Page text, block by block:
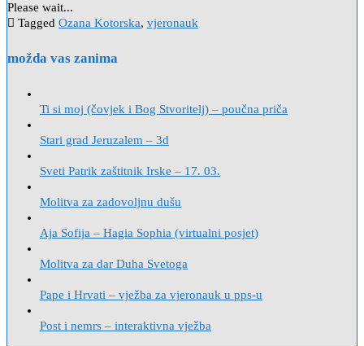
Please wait...
Tagged Ozana Kotorska, vjeronauk
možda vas zanima
Ti si moj (čovjek i Bog Stvoritelj) – poučna priča
Stari grad Jeruzalem – 3d
Sveti Patrik zaštitnik Irske – 17. 03.
Molitva za zadovoljnu dušu
Aja Sofija – Hagia Sophia (virtualni posjet)
Molitva za dar Duha Svetoga
Pape i Hrvati – vježba za vjeronauk u pps-u
Post i nemrs – interaktivna vježba